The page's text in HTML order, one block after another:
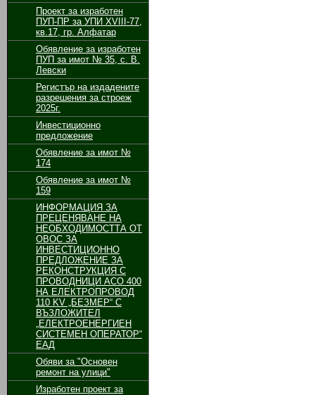
Проект за изработен
ПУП-ПР за УПИ ХVІІІ-77,
кв.17, гр. Алфатар
Обявление за изработен
ПУП за имот № 35, с. В.
Левски
Регистър на издадените
разрешения за строеж
2025г.
Инвестиционно
предложение
Обявление за имот №
174
Обявление за имот №
159
ИНФОРМАЦИЯ ЗА
ПРЕЦЕНЯВАНЕ НА
НЕОБХОДИМОСТТА ОТ
ОВОС ЗА
ИНВЕСТИЦИОННО
ПРЕДЛОЖЕНИЕ ЗА
РЕКОНСТРУКЦИЯ С
ПРОВОДНИЦИ АСО 400
НА ЕЛЕКТРОПРОВОД
110 KV „БЕЗМЕР“ С
ВЪЗЛОЖИТЕЛ
„ЕЛЕКТРОЕНЕРГИЕН
СИСТЕМЕН ОПЕРАТОР“
ЕАД
Обяви за "Основен
ремонт на улици"
Изработен проект за